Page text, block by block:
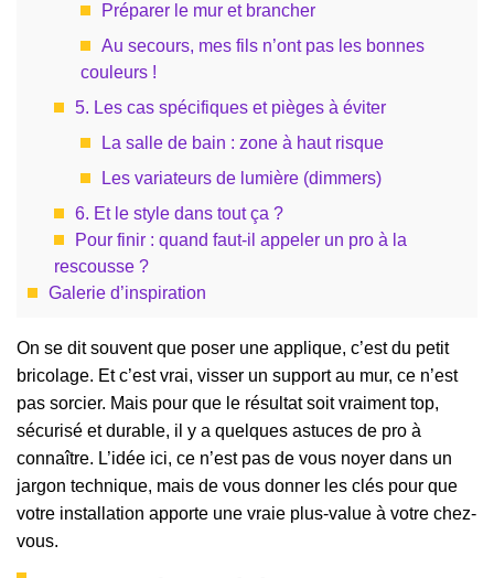
Préparer le mur et brancher
Au secours, mes fils n’ont pas les bonnes
couleurs !
5. Les cas spécifiques et pièges à éviter
La salle de bain : zone à haut risque
Les variateurs de lumière (dimmers)
6. Et le style dans tout ça ?
Pour finir : quand faut-il appeler un pro à la
rescousse ?
Galerie d’inspiration
On se dit souvent que poser une applique, c’est du petit
bricolage. Et c’est vrai, visser un support au mur, ce n’est
pas sorcier. Mais pour que le résultat soit vraiment top,
sécurisé et durable, il y a quelques astuces de pro à
connaître. L’idée ici, ce n’est pas de vous noyer dans un
jargon technique, mais de vous donner les clés pour que
votre installation apporte une vraie plus-value à votre chez-
vous.